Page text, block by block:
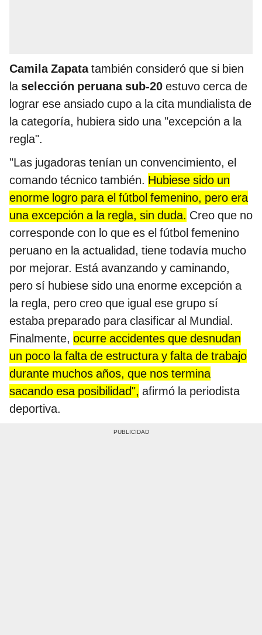
Camila Zapatatambién consideró que si bien
la selección peruana sub-20 estuvo cerca de
lograr ese ansiado cupo a la cita mundialista de
la categoría, hubiera sido una "excepción a la
regla".
"Las jugadoras tenían un convencimiento, el
comando técnico también. Hubiese sido un
enorme logro para el fútbol femenino, pero era
una excepción a la regla, sin duda. Creo que no
corresponde con lo que es el fútbol femenino
peruano en la actualidad, tiene todavía mucho
por mejorar. Está avanzando y caminando,
pero sí hubiese sido una enorme excepción a
la regla, pero creo que igual ese grupo sí
estaba preparado para clasificar al Mundial.
Finalmente, ocurre accidentes que desnudan
un poco la falta de estructura y falta de trabajo
durante muchos años, que nos termina
sacando esa posibilidad", afirmó la periodista
deportiva.